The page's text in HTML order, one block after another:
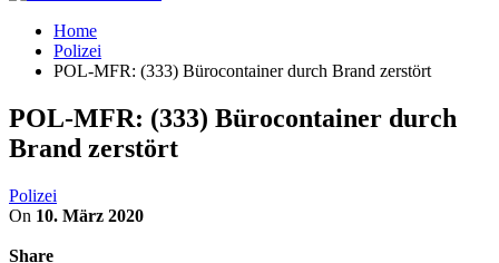
Home
Polizei
POL-MFR: (333) Bürocontainer durch Brand zerstört
POL-MFR: (333) Bürocontainer durch
Brand zerstört
Polizei
On 10. März 2020
Share